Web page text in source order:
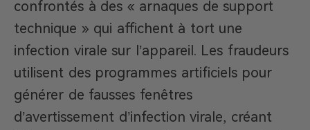
confrontés à des « arnaques de support
technique » qui affichent à tort une
infection virale sur l’appareil. Les fraudeurs
utilisent des programmes artificiels pour
générer de fausses fenêtres
d’avertissement d’infection virale, créant